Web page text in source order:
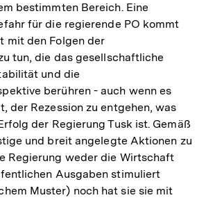
bestimmten Bereich. Eine
für die regierende PO kommt
mit den Folgen der
tun, die das gesellschaftliche
und die
berühren - auch wenn es
der Rezession zu entgehen, was
der Regierung Tusk ist. Gemäß
und breit angelegte Aktionen zu
Regierung weder die Wirtschaft
Ausgaben stimuliert
Muster) noch hat sie sie mit